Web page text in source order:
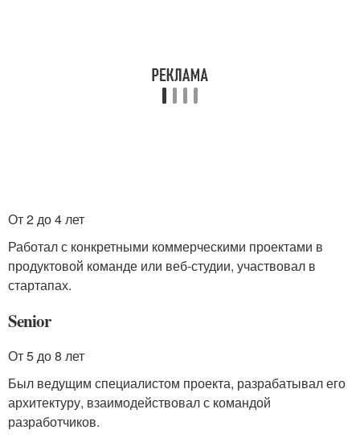
От 2 до 4 лет
Работал с конкретными коммерческими проектами в
продуктовой команде или веб-студии, участвовал в
стартапах.
Senior
От 5 до 8 лет
Был ведущим специалистом проекта, разрабатывал его
архитектуру, взаимодействовал с командой
разработчиков.